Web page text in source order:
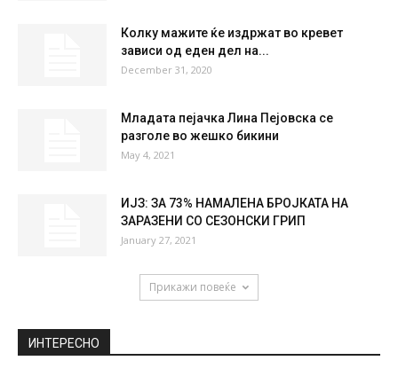
Колку мажите ќе издржат во кревет
зависи од еден дел на...
December 31, 2020
Младата пејачка Лина Пејовска се
разголе во жешко бикини
May 4, 2021
ИЈЗ: ЗА 73% НАМАЛЕНА БРОЈКАТА НА
ЗАРАЗЕНИ СО СЕЗОНСКИ ГРИП
January 27, 2021
Прикажи повеќе
ИНТЕРЕСНО